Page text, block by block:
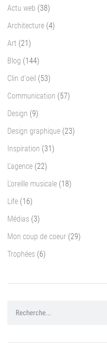
Actu web (38)
Architecture (4)
Art (21)
Blog (144)
Clin d'oeil (53)
Communication (57)
Design (9)
Design graphique (23)
Inspiration (31)
L'agence (22)
L'oreille musicale (18)
Life (16)
Médias (3)
Mon coup de coeur (29)
Trophées (6)